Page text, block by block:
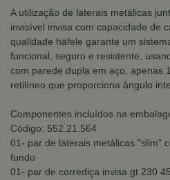
A utilização de laterais metálicas
invisível invisa com capacidade de
qualidade häfele garante um
funcional, seguro e resistente,
com parede dupla em aço, apenas
retilíneo que proporciona ângulo
Componentes incluídos na
Código: 552.21.564
01- par de laterais metálicas "slim"
fundo
01- par de corrediça invisa gt 230